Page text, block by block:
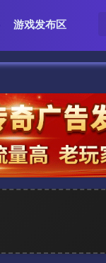
游戏发布区